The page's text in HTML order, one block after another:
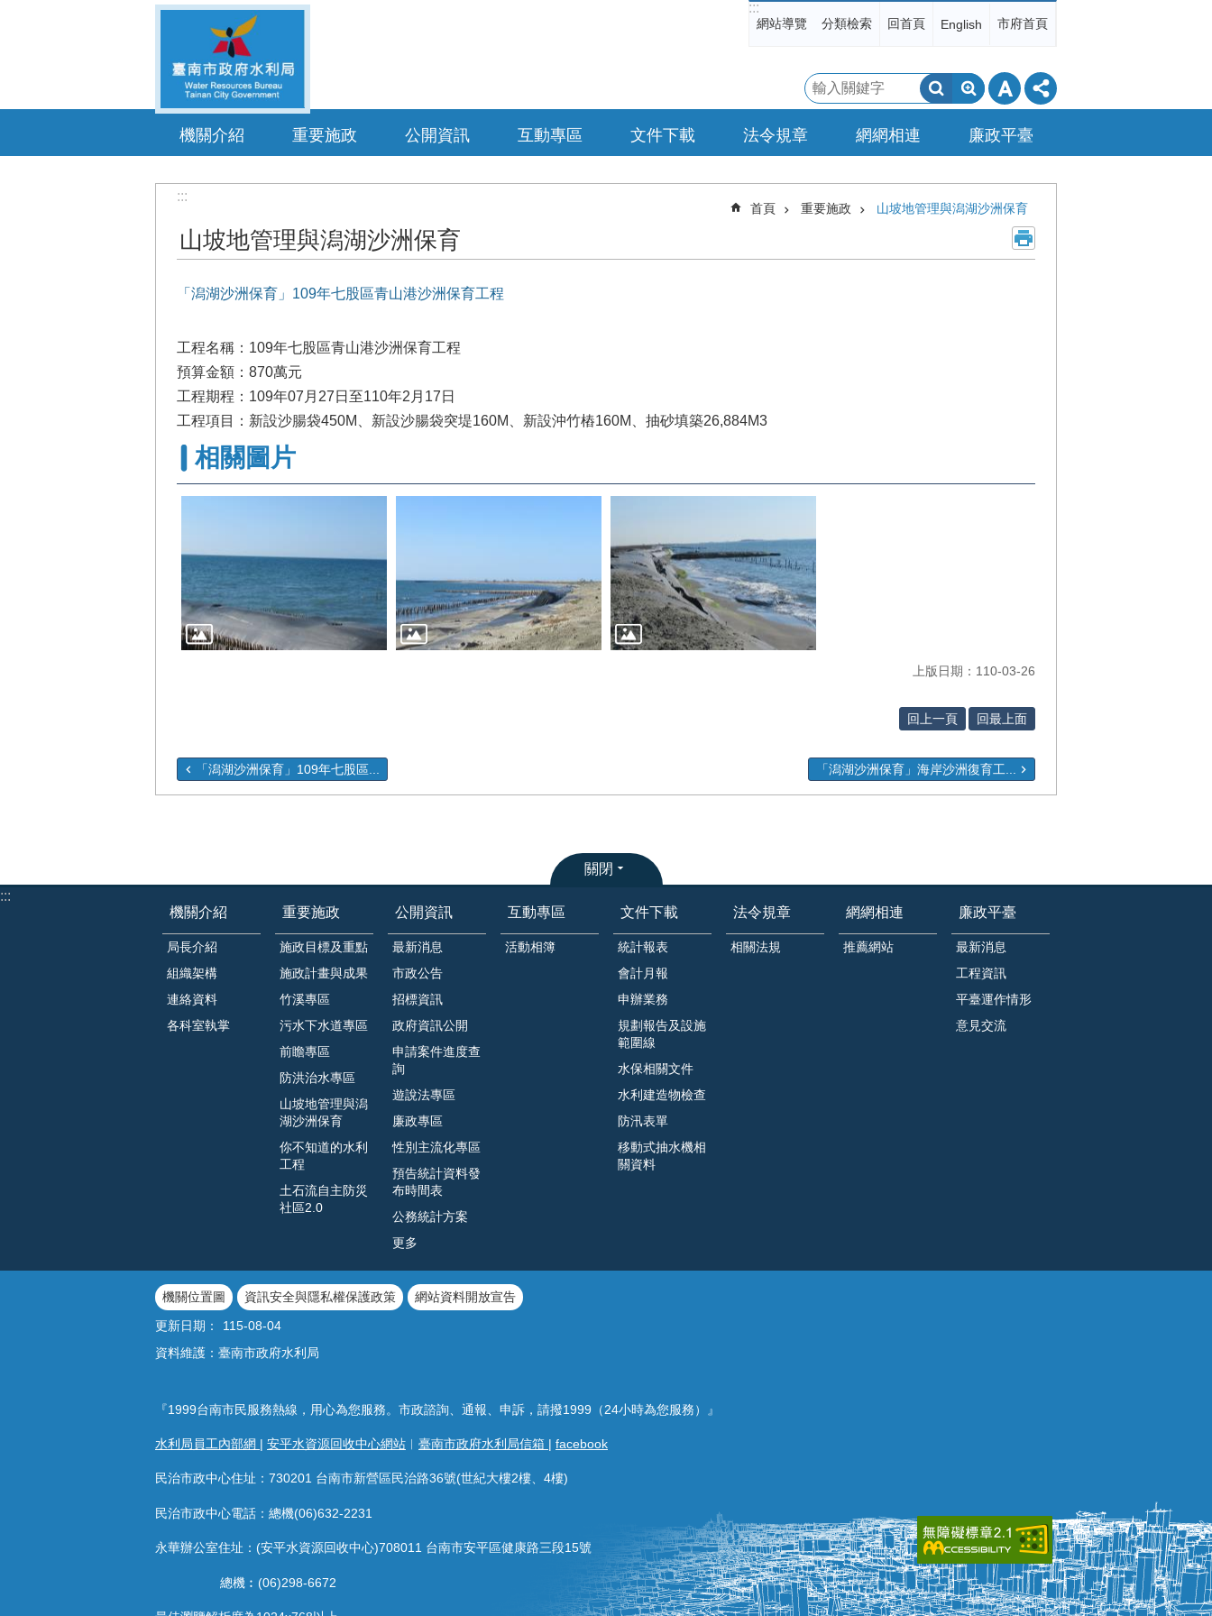
:::
網站導覽 分類檢索 回首頁 English 市府首頁
搜
尋
機關介紹 重要施政 公開資訊 互動專區 文件下載 法令規章 網網相連 廉政平臺
:::
首頁 重要施政 山坡地管理與潟湖沙洲保育
山坡地管理與潟湖沙洲保育
「潟湖沙洲保育」109年七股區青山港沙洲保育工程
工程名稱：109年七股區青山港沙洲保育工程
預算金額：870萬元
工程期程：109年07月27日至110年2月17日
工程項目：新設沙腸袋450M、新設沙腸袋突堤160M、新設沖竹樁160M、抽砂填築26,884M3
相關圖片
上版日期：110-03-26
回上一頁 回最上面
「潟湖沙洲保育」109年七股區... 「潟湖沙洲保育」海岸沙洲復育工...
關閉
:::
機關介紹
局長介紹
組織架構
連絡資料
各科室執掌
重要施政
施政目標及重點
施政計畫與成果
竹溪專區
污水下水道專區
前瞻專區
防洪治水專區
山坡地管理與潟
湖沙洲保育
你不知道的水利
工程
土石流自主防災
社區2.0
公開資訊
最新消息
市政公告
招標資訊
政府資訊公開
申請案件進度查
詢
遊說法專區
廉政專區
性別主流化專區
預告統計資料發
布時間表
公務統計方案
更多
互動專區
活動相簿
文件下載
統計報表
會計月報
申辦業務
規劃報告及設施
範圍線
水保相關文件
水利建造物檢查
防汛表單
移動式抽水機相
關資料
法令規章
相關法規
網網相連
推薦網站
廉政平臺
最新消息
工程資訊
平臺運作情形
意見交流
機關位置圖 資訊安全與隱私權保護政策
網站資料開放宣告
更新日期：
115-08-04
資料維護：臺南市政府水利局
『1999台南市民服務熱線，用心為您服務。市政諮詢、通報、申訴，請撥1999（24小時為您服務）』
水利局員工內部網 | 安平水資源回收中心網站 ︱ 臺南市政府水利局信箱 | facebook
民治市政中心住址：730201 台南市新營區民治路36號(世紀大樓2樓、4樓)
民治市政中心電話：總機(06)632-2231
永華辦公室住址：(安平水資源回收中心)708011 台南市安平區健康路三段15號
總機︰(06)298-6672